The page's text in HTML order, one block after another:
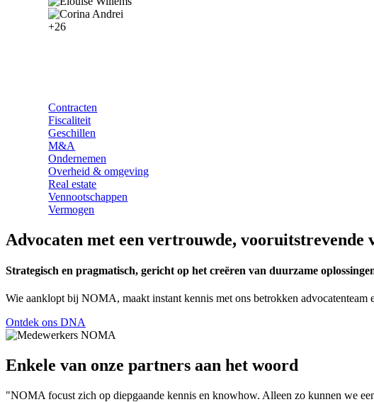
+26
Contracten
Fiscaliteit
Geschillen
M&A
Ondernemen
Overheid & omgeving
Real estate
Vennootschappen
Vermogen
Advocaten met een vertrouwde, vooruitstrevende
Strategisch en pragmatisch, gericht op het creëren van duurzame
Wie aanklopt bij NOMA, maakt instant kennis met ons betrokken advocatenteam
Ontdek ons DNA
Enkele van onze partners aan het woord
"NOMA focust zich op diepgaande kennis en knowhow. Alleen zo kunnen we